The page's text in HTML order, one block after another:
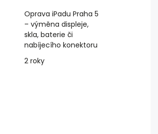
Oprava iPadu Praha 5
– výměna displeje,
skla, baterie či
nabíjecího konektoru
2 roky